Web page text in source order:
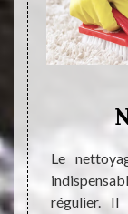
très
à
Le
régulier. Il